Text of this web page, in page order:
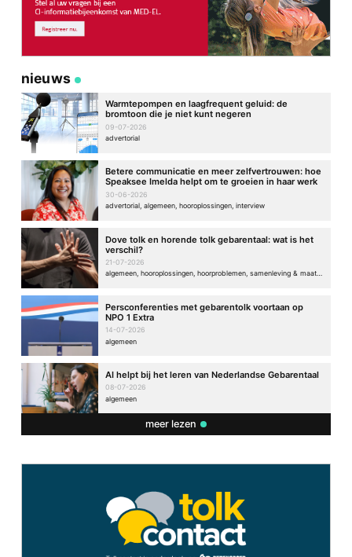
nieuws
Warmtepompen en laagfrequent geluid: de
bromtoon die je niet kunt negeren
09-07-2026
advertorial
Betere communicatie en meer zelfvertrouwen: hoe
Speaksee Imelda helpt om te groeien in haar werk
30-06-2026
advertorial, algemeen, hooroplossingen, interview
Dove tolk en horende tolk gebarentaal: wat is het
verschil?
21-07-2026
algemeen, hooroplossingen, hoorproblemen, samenleving & maatschappij
Persconferenties met gebarentolk voortaan op
NPO 1 Extra
14-07-2026
algemeen
AI helpt bij het leren van Nederlandse Gebarentaal
08-07-2026
algemeen
meer lezen